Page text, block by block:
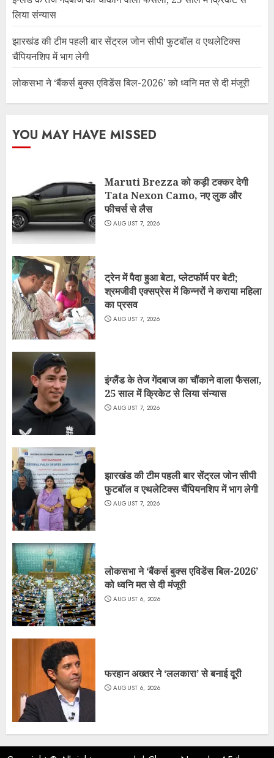
लिया संन्यास
झारखंड की टीम पहली बार सेंट्रल जोन सीपी फुटबॉल व एथलेटिक्स
चैंपियनशिप में भाग लेगी
लोकसभा ने ‘बैंकर्स बुक्स एविडेंस बिल-2026’ को ध्वनि मत से दी मंजूरी
YOU MAY HAVE MISSED
Maruti Brezza को कड़ी टक्कर देगी
Tata Nexon Camo, नए लुक और
फीचर्स से लैस
AUGUST 7, 2026
ट्रेन में पैदा हुआ बेटा, प्लेटफॉर्म पर बेटी;
श्रमजीवी एक्सप्रेस में किन्नरों ने कराया महिला
का प्रसव
AUGUST 7, 2026
इंग्लैंड के तेज गेंदबाज का चौंकाने वाला फैसला,
25 साल में क्रिकेट से लिया संन्यास
AUGUST 7, 2026
झारखंड की टीम पहली बार सेंट्रल जोन सीपी
फुटबॉल व एथलेटिक्स चैंपियनशिप में भाग लेगी
AUGUST 7, 2026
लोकसभा ने ‘बैंकर्स बुक्स एविडेंस बिल-2026’
को ध्वनि मत से दी मंजूरी
AUGUST 6, 2026
फरहान अख्तर ने ‘ललकारा’ से बनाई दूरी
AUGUST 6, 2026